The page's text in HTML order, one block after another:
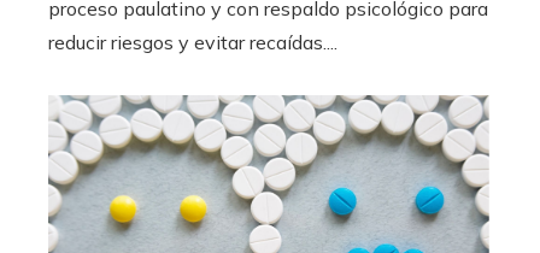
proceso paulatino y con respaldo psicológico para
reducir riesgos y evitar recaídas....